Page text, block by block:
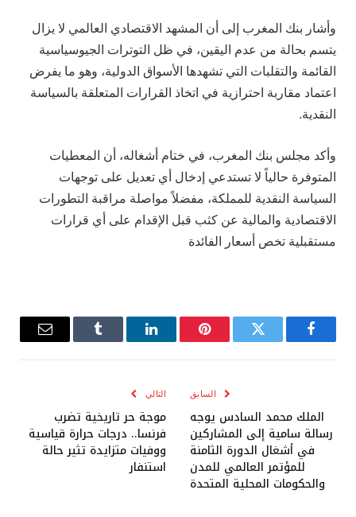
وأشار بنك المغرب إلى أن المشهد الاقتصادي العالمي لا يزال
يتسم بحالة من عدم اليقين، في ظل التوترات الجيوسياسية
القائمة والتقلبات التي تشهدها الأسواق الدولية، وهو ما يفرض
اعتماد مقاربة احترازية في اتخاذ القرارات المتعلقة بالسياسة
النقدية.
وأكد مجلس بنك المغرب، في ختام أشغاله، أن المعطيات
المتوفرة حالياً لا تستدعي إدخال أي تعديل على توجهات
السياسة النقدية للمملكة، مفضلاً مواصلة مراقبة التطورات
الاقتصادية والمالية عن كثب قبل الإقدام على أي قرارات
مستقبلية تخص أسعار الفائدة
فيسبوك تويتر بينتيريستلينكدإن Tumblr
البريد
السابق
الملك محمد السادس يوجه
رسالة سامية إلى المشاركين
في أشغال الدورة الثامنة
للمؤتمر العالمي للمدن
والحكومات المحلية المتحدة
التالي
موجة حر تاريخية تضرب
فرنسا.. درجات حرارة قياسية
ووفيات متزايدة تثير حالة
استنفار